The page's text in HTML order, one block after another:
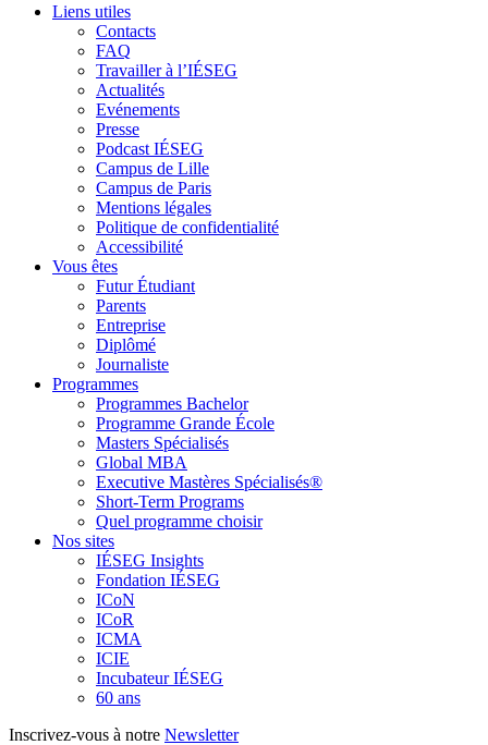
Liens utiles
Contacts
FAQ
Travailler à l’IÉSEG
Actualités
Evénements
Presse
Podcast IÉSEG
Campus de Lille
Campus de Paris
Mentions légales
Politique de confidentialité
Accessibilité
Vous êtes
Futur Étudiant
Parents
Entreprise
Diplômé
Journaliste
Programmes
Programmes Bachelor
Programme Grande École
Masters Spécialisés
Global MBA
Executive Mastères Spécialisés®
Short-Term Programs
Quel programme choisir
Nos sites
IÉSEG Insights
Fondation IÉSEG
ICoN
ICoR
ICMA
ICIE
Incubateur IÉSEG
60 ans
Inscrivez-vous à notre Newsletter